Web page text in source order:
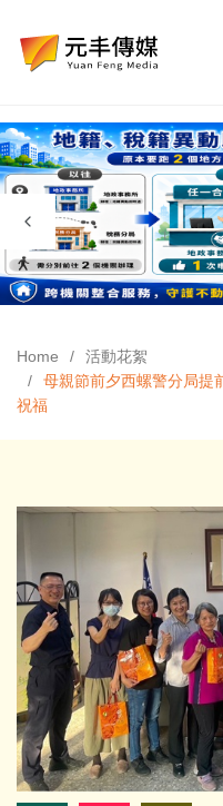
Home
活動花絮
母親節前夕西螺警分局
祝福